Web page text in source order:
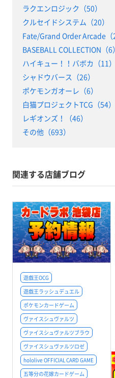
ラクエンロジック（50）
クルセイドシステム（20）
Fate/Grand Order Arcade（2
BASEBALL COLLECTION（6）
ハイキュー！！バボカ（11）
シャドウバース（26）
ポケモンガオーレ（6）
白猫プロジェクトTCG（54）
レギオンズ！（46）
その他（693）
関連する店舗ブログ
遊戯王OCG
遊戯王ラッシュデュエル
ポケモンカードゲーム
ヴァイスシュヴァルツ
ヴァイスシュヴァルツブラウ
ヴァイスシュヴァルツロゼ
hololive OFFICIAL CARD GAME
五等分の花嫁カードゲーム